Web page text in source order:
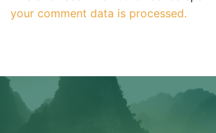
your comment data is processed.